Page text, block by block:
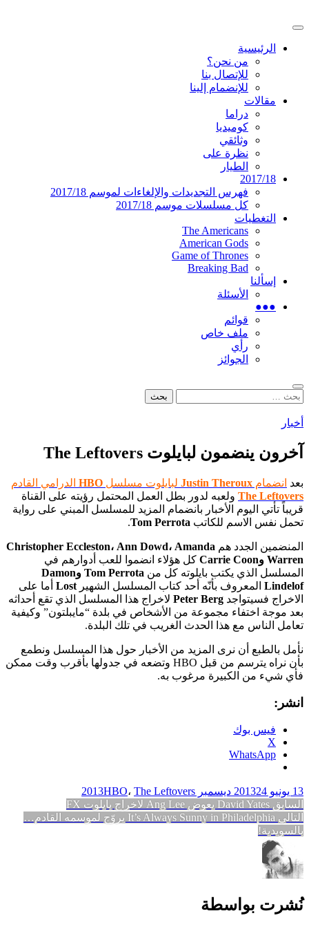
إلى
دليل التلفزيون العربي
موقع عربي متخصص في أخبار ومقالات حول
المسلسلات الأجنبية
القائمة
الرئيسيةالرئيسية
من نحن؟
للإتصال بنا
للإنضمام إلينا
مقالات
دراما
كوميديا
وثائقي
نظرة على
الطيار
2017/18
فهرس التجديدات والإلغاءات لموسم 2017/18
كل مسلسلات موسم 2017/18
التغطيات
The Americans
American Gods
Game of Thrones
Breaking Bad
إسألنا
الأسئلة
●●●
قوائم
ملف خاص
رأي
الجوائز
بحث
البحث
أخبار
آخرون ينضمون لبايلوت The Leftovers
بعد انضمام Justin Theroux لبايلوت مسلسل HBO الدرامي القادم
The Leftovers ولعبه لدور بطل العمل المحتمل رؤيته على القناة
قريباً تأتي اليوم الأخبار بانضمام المزيد للمسلسل المبني على رواية
تحمل نفس الاسم للكاتب Tom Perrota
.
المنضمين الجدد هم Christopher Eccleston، Ann Dowd، Amanda
Warren وCarrie Coon
كل هؤلاء انضموا للعب أدوارهم في
المسلسل الذي يكتب بايلوته كل من
Tom Perrota وDamon
Lindelof المعروف بأنّه أحد كتاب المسلسل الشهير Lost أما على
الاخراج فسيتواجد Peter Berg لاخراج هذا المسلسل الذي تقع أحداثه
بعد موجة اختفاء مجموعة من الأشخاص في بلدة “مايبلتون” وكيفية
تعامل الناس مع هذا الحدث الغريب في تلك البلدة.
نأمل بالطبع أن نرى المزيد من الأخبار حول هذا المسلسل ونطمع
بأن نراه يترسم من قبل HBO وتضعه في جدولها بأقرب وقت ممكن
فأي شيء من الكبيرة مرغوب به.
انشر:
فيس بوك
X
WhatsApp
13 يونيو 2013 24 ديسمبر 2013 HBO، The Leftovers
تصفّح
المقالات
السابق المقالة
السابقة:
David Yates يعوض Ang Lee لاخراج بايلوت FX
التالي المقالة
التالية:
It’s Always Sunny in Philadelphia يروّج لموسمه القادم…
بالسويدية!
نُشرت بواسطة